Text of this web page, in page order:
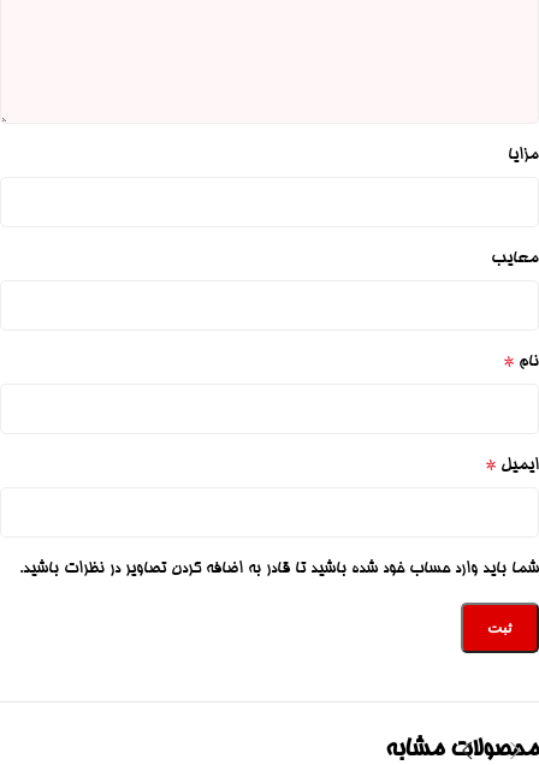
مزایا
معایب
نام *
ایمیل *
شما باید وارد حساب خود شده باشید تا قادر به اضافه کردن تصاویر در نظرات باشید.
محصولات مشابه